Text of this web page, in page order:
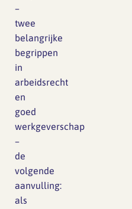
–
twee
belangrijke
begrippen
in
arbeidsrecht
en
goed
werkgeverschap
–
de
volgende
aanvulling:
als